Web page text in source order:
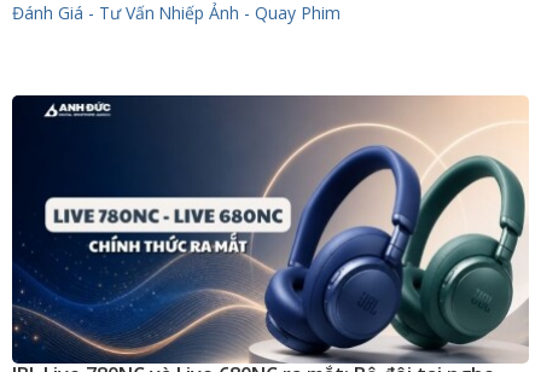
Đánh Giá - Tư Vấn Nhiếp Ảnh - Quay Phim